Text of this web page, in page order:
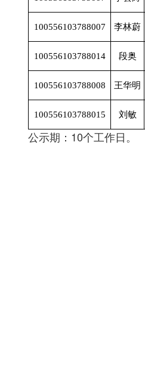
100556103788007 李林蔚
100556103788014 段奥
100556103788008 王华明
100556103788015 刘敏
公示期：10个工作日。